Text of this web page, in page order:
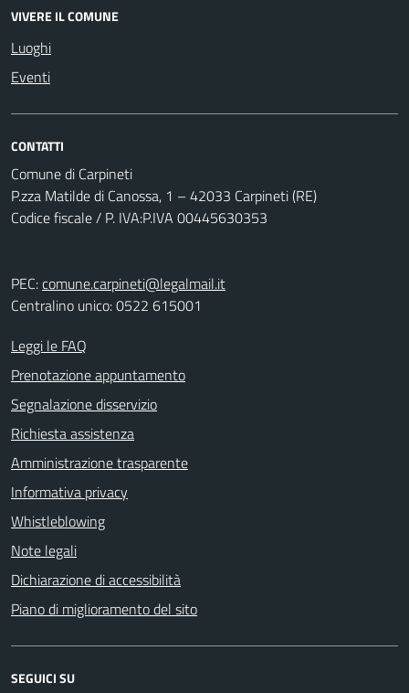
VIVERE IL COMUNE
Luoghi
Eventi
CONTATTI
Comune di Carpineti
P.zza Matilde di Canossa, 1 – 42033 Carpineti (RE)
Codice fiscale / P. IVA:P.IVA 00445630353
PEC:comune.carpineti@legalmail.it
Centralino unico: 0522 615001
Leggi le FAQ
Prenotazione appuntamento
Segnalazione disservizio
Richiesta assistenza
Amministrazione trasparente
Informativa privacy
Whistleblowing
Note legali
Dichiarazione di accessibilità
Piano di miglioramento del sito
SEGUICI SU